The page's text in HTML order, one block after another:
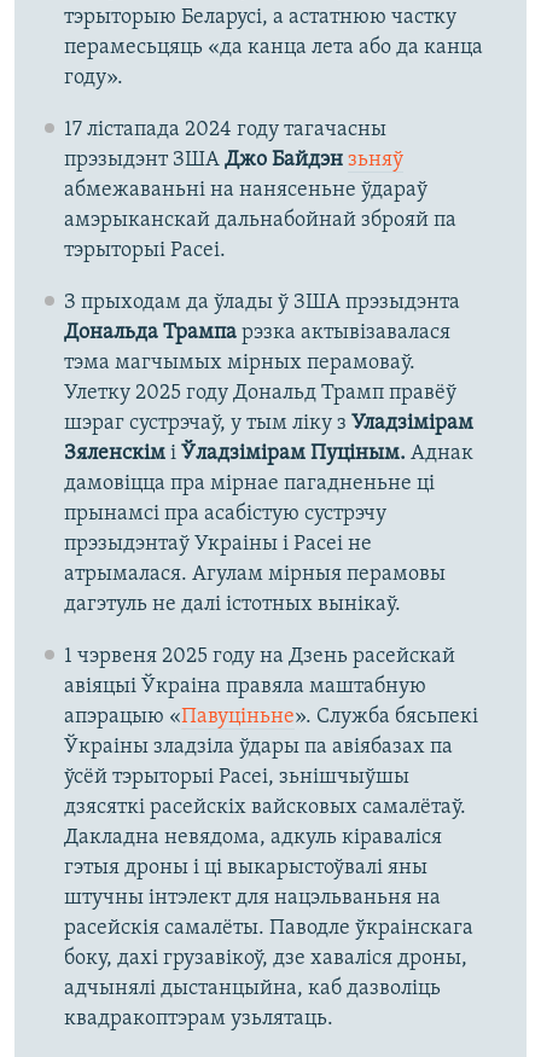
тэрыторыю Беларусі, а астатнюю частку
перамесьцяць «да канца лета або да канца
году».
17 лістапада 2024 году тагачасны
прэзыдэнт ЗША Джо Байдэн зьняў
абмежаваньні на нанясеньне ўдараў
амэрыканскай дальнабойнай зброяй па
тэрыторыі Расеі.
З прыходам да ўлады ў ЗША прэзыдэнта
Дональда Трампарэзка актывізавалася
тэма магчымых мірных перамоваў.
Улетку 2025 году Дональд Трамп правёў
шэраг сустрэчаў, у тым ліку з Уладзімірам
Зяленскімі Ўладзімірам Пуціным. Аднак
дамовіцца пра мірнае пагадненьне ці
прынамсі пра асабістую сустрэчу
прэзыдэнтаў Украіны і Расеі не
атрымалася. Агулам мірныя перамовы
дагэтуль не далі істотных вынікаў.
1 чэрвеня 2025 году на Дзень расейскай
авіяцыі Ўкраіна правяла маштабную
апэрацыю «Павуціньне». Служба бясьпекі
Ўкраіны зладзіла ўдары па авіябазах па
ўсёй тэрыторыі Расеі, зьнішчыўшы
дзясяткі расейскіх вайсковых самалётаў.
Дакладна невядома, адкуль кіраваліся
гэтыя дроны і ці выкарыстоўвалі яны
штучны інтэлект для нацэльваньня на
расейскія самалёты. Паводле ўкраінскага
боку, дахі грузавікоў, дзе хаваліся дроны,
адчынялі дыстанцыйна, каб дазволіць
квадракоптэрам узьлятаць.